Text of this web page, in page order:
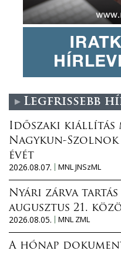
Legfrissebb
Időszaki kiállítás
Nagykun-Szolnok
évét
2026.08.07.
MNL JNSzML
Nyári zárva tartás
augusztus 21.
2026.08.05.
MNL ZML
A hónap